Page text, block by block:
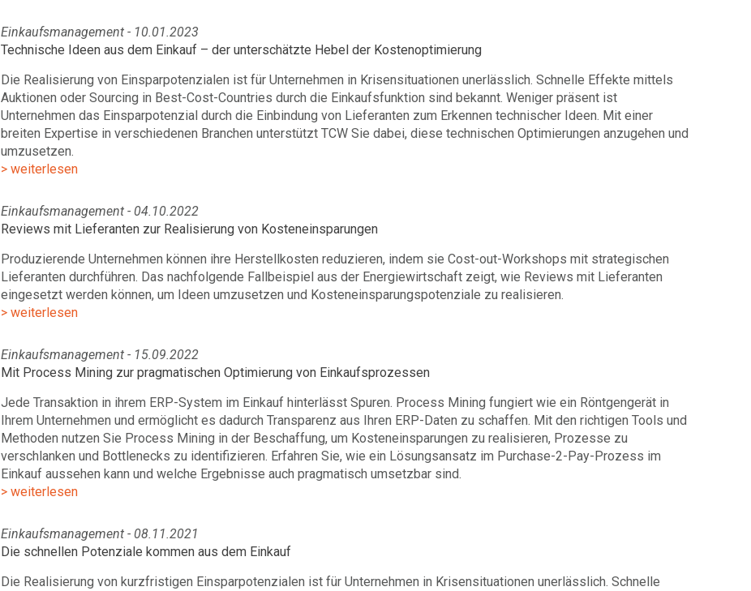
Einkaufsmanagement - 10.01.2023
Technische Ideen aus dem Einkauf – der unterschätzte Hebel der Kostenoptimierung
Die Realisierung von Einsparpotenzialen ist für Unternehmen in Krisensituationen unerlässlich. Schnelle Effekte mittels
Auktionen oder Sourcing in Best-Cost-Countries durch die Einkaufsfunktion sind bekannt. Weniger präsent ist
Unternehmen das Einsparpotenzial durch die Einbindung von Lieferanten zum Erkennen technischer Ideen. Mit einer
breiten Expertise in verschiedenen Branchen unterstützt TCW Sie dabei, diese technischen Optimierungen anzugehen und
umzusetzen.
> weiterlesen
Einkaufsmanagement - 04.10.2022
Reviews mit Lieferanten zur Realisierung von Kosteneinsparungen
Produzierende Unternehmen können ihre Herstellkosten reduzieren, indem sie Cost-out-Workshops mit strategischen
Lieferanten durchführen. Das nachfolgende Fallbeispiel aus der Energiewirtschaft zeigt, wie Reviews mit Lieferanten
eingesetzt werden können, um Ideen umzusetzen und Kosteneinsparungspotenziale zu realisieren.
> weiterlesen
Einkaufsmanagement - 15.09.2022
Mit Process Mining zur pragmatischen Optimierung von Einkaufsprozessen
Jede Transaktion in ihrem ERP-System im Einkauf hinterlässt Spuren. Process Mining fungiert wie ein Röntgengerät in
Ihrem Unternehmen und ermöglicht es dadurch Transparenz aus Ihren ERP-Daten zu schaffen. Mit den richtigen Tools und
Methoden nutzen Sie Process Mining in der Beschaffung, um Kosteneinsparungen zu realisieren, Prozesse zu
verschlanken und Bottlenecks zu identifizieren. Erfahren Sie, wie ein Lösungsansatz im Purchase-2-Pay-Prozess im
Einkauf aussehen kann und welche Ergebnisse auch pragmatisch umsetzbar sind.
> weiterlesen
Einkaufsmanagement - 08.11.2021
Die schnellen Potenziale kommen aus dem Einkauf
Die Realisierung von kurzfristigen Einsparpotenzialen ist für Unternehmen in Krisensituationen unerlässlich. Schnelle